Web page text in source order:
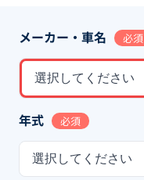
メーカー・車名 必須
選択してください
年式 必須
選択してください